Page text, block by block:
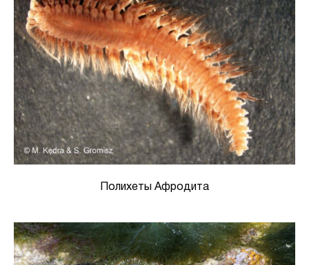
Полихеты Афродита